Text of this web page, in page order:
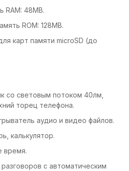
RAM: 48MB.
ROM: 128MB.
карт памяти microSD (до
со световым потоком 40лм,
торец телефона.
аудио и видео файлов.
калькулятор.
время.
с автоматическим